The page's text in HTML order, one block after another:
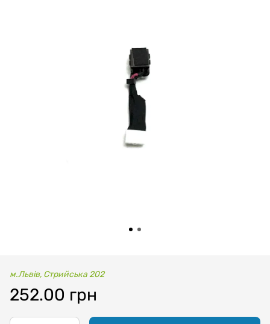
м.Львів, Стрийська 202
252.00 грн